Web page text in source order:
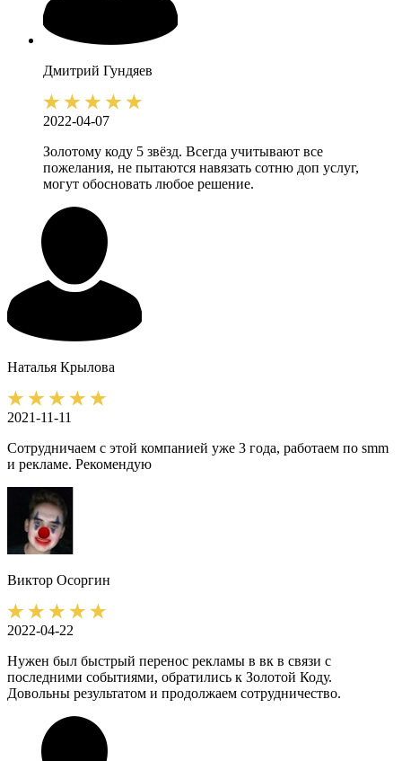
Дмитрий Гундяев
2022-04-07
Золотому коду 5 звёзд. Всегда учитывают все
пожелания, не пытаются навязать сотню доп услуг,
могут обосновать любое решение.
Наталья Крылова
2021-11-11
Сотрудничаем с этой компанией уже 3 года, работаем по smm
и рекламе. Рекомендую
Виктор Осоргин
2022-04-22
Нужен был быстрый перенос рекламы в вк в связи с
последними событиями, обратились к Золотой Коду.
Довольны результатом и продолжаем сотрудничество.